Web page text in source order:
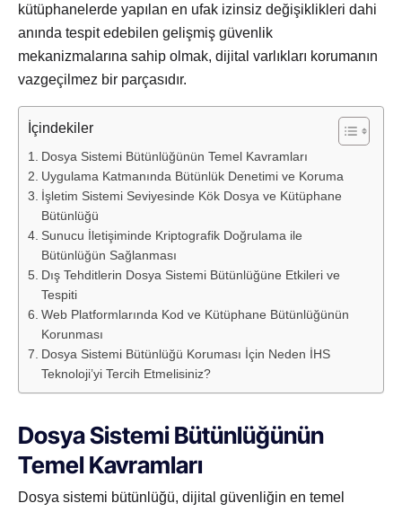
kütüphanelerde yapılan en ufak izinsiz değişiklikleri dahi
anında tespit edebilen gelişmiş güvenlik
mekanizmalarına sahip olmak, dijital varlıkları korumanın
vazgeçilmez bir parçasıdır.
İçindekiler
Dosya Sistemi Bütünlüğünün Temel Kavramları
Uygulama Katmanında Bütünlük Denetimi ve Koruma
İşletim Sistemi Seviyesinde Kök Dosya ve Kütüphane
Bütünlüğü
Sunucu İletişiminde Kriptografik Doğrulama ile
Bütünlüğün Sağlanması
Dış Tehditlerin Dosya Sistemi Bütünlüğüne Etkileri ve
Tespiti
Web Platformlarında Kod ve Kütüphane Bütünlüğünün
Korunması
Dosya Sistemi Bütünlüğü Koruması İçin Neden İHS
Teknoloji’yi Tercih Etmelisiniz?
Dosya Sistemi Bütünlüğünün
Temel Kavramları
Dosya sistemi bütünlüğü, dijital güvenliğin en temel